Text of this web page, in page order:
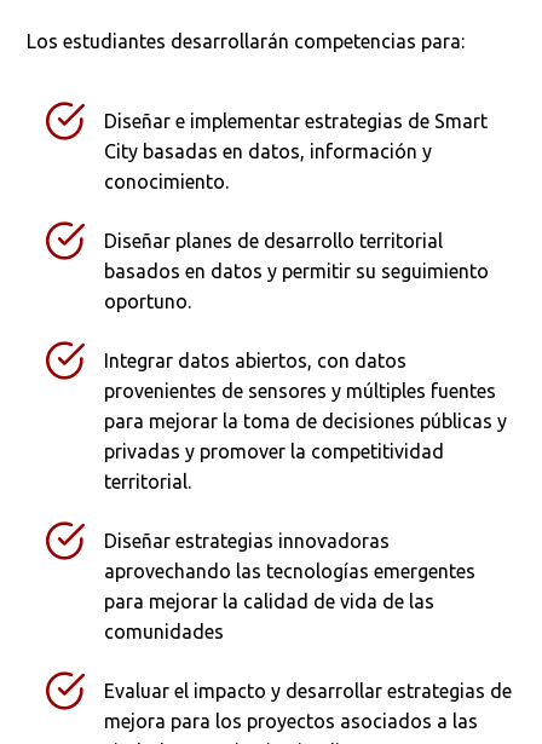
Los estudiantes desarrollarán competencias para:
Diseñar e implementar estrategias de Smart
City basadas en datos, información y
conocimiento.
Diseñar planes de desarrollo territorial
basados en datos y permitir su seguimiento
oportuno.
Integrar datos abiertos, con datos
provenientes de sensores y múltiples fuentes
para mejorar la toma de decisiones públicas y
privadas y promover la competitividad
territorial.
Diseñar estrategias innovadoras
aprovechando las tecnologías emergentes
para mejorar la calidad de vida de las
comunidades
Evaluar el impacto y desarrollar estrategias de
mejora para los proyectos asociados a las